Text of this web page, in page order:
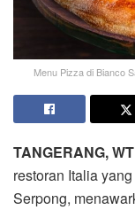
Menu Pizza di Bianco
TANGERANG, WT
restoran Italia
Serpong,